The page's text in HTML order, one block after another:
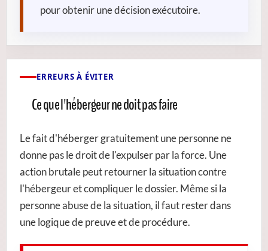
pour obtenir une décision exécutoire.
ERREURS À ÉVITER
Ce que l'hébergeur ne doit pas faire
Le fait d'héberger gratuitement une personne ne
donne pas le droit de l'expulser par la force. Une
action brutale peut retourner la situation contre
l'hébergeur et compliquer le dossier. Même si la
personne abuse de la situation, il faut rester dans
une logique de preuve et de procédure.